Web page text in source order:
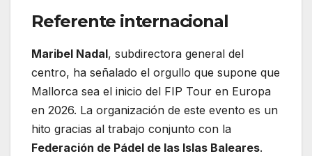
Referente internacional
Maribel Nadal, subdirectora general del
centro, ha señalado el orgullo que supone que
Mallorca sea el inicio del FIP Tour en Europa
en 2026. La organización de este evento es un
hito gracias al trabajo conjunto con la
Federación de Pádel de las Islas Baleares.